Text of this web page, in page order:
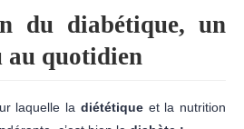
du diabétique, un
au quotidien
laquelle la diététiqueet la nutrition